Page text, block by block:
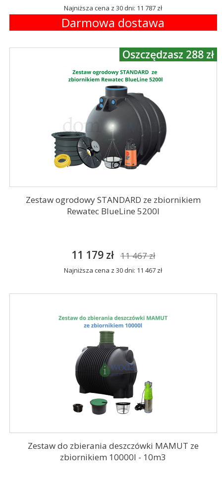
Najniższa cena z 30 dni: 11 787 zł
Darmowa dostawa
Zestaw ogrodowy STANDARD ze zbiornikiem
Rewatec BlueLine 5200l
11 179 zł 11 467 zł
Najniższa cena z 30 dni: 11 467 zł
Oszczędzasz 288 zł
Zestaw do zbierania deszczówki MAMUT ze
zbiornikiem 10000l - 10m3